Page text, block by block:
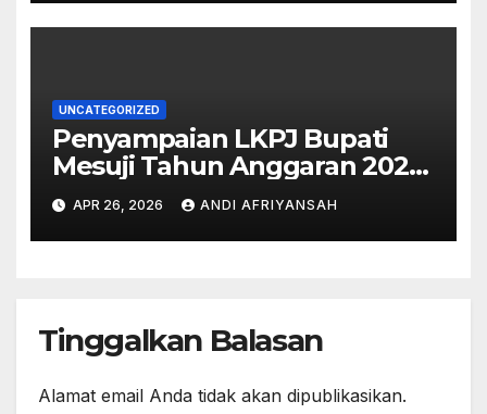
UNCATEGORIZED
Penyampaian LKPJ Bupati
Mesuji Tahun Anggaran 2025
Digelar dalam Rapat
Paripurna DPRD
APR 26, 2026 ANDI AFRIYANSAH
Tinggalkan Balasan
Alamat email Anda tidak akan dipublikasikan.